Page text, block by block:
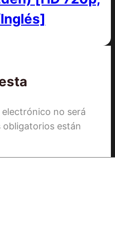
no será
obligatorios están